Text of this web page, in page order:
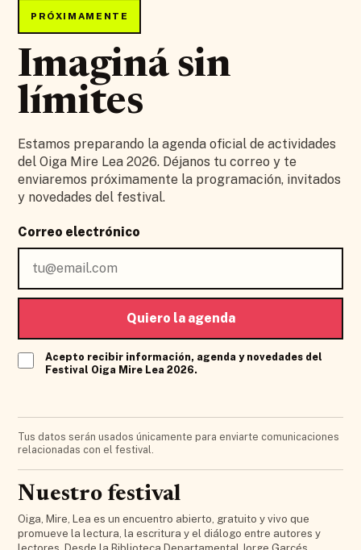
PRÓXIMAMENTE
Imaginá sin
límites
Estamos preparando la agenda oficial de actividades
del Oiga Mire Lea 2026. Déjanos tu correo y te
enviaremos próximamente la programación, invitados
y novedades del festival.
Correo electrónico
Quiero la agenda
Acepto recibir información, agenda y novedades del
Festival Oiga Mire Lea 2026.
Tus datos serán usados únicamente para enviarte comunicaciones
relacionadas con el festival.
Nuestro festival
Oiga, Mire, Lea es un encuentro abierto, gratuito y vivo que
promueve la lectura, la escritura y el diálogo entre autores y